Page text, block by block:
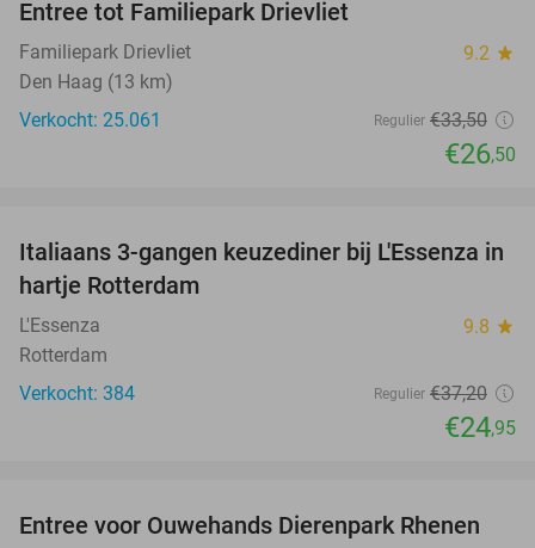
Entree tot Familiepark Drievliet
Familiepark Drievliet 9.2 star
Den Haag (13 km)
Verkocht: 25.061
Regulier €33,50
€26,50
33%
Italiaans 3-gangen keuzediner bij L'Essenza in
hartje Rotterdam
L'Essenza 9.8 star
Rotterdam
Verkocht: 384
Regulier €37,20
€24,95
19%
Entree voor Ouwehands Dierenpark Rhenen